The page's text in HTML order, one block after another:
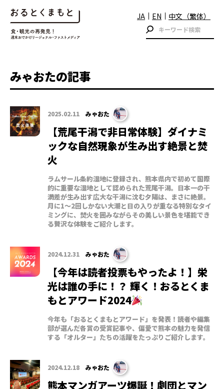
JA EN 中文（繁体）
みゃおたの記事
2025.02.11 みゃおた
【荒尾干潟で非日常体験】ダイナミ
ックな自然現象が生み出す絶景と焚
火
ラムサール条約湿地に登録され、熊本県内で初めて国際
的に重要な湿地として認められた荒尾干潟。日本一の干
満差が生み出す広大な干潟に沈む夕陽は、まさに絶景。
月に1〜2回しかない大潮と日の入りが重なる特別なタイ
ミングに、焚火を囲みながらその美しい景色を堪能でき
る贅沢な体験をご紹介します。
2024.12.31 みゃおた
【今年は読者投票もやったよ！】栄
光は誰の手に！？ 輝く！おるとくま
もとアワード2024
今年も「おるとくまもとアワード」を発表！読者や編集
部が選んだ各賞の受賞記事や、偏愛で熊本の魅力を発信
する「オルター」たちの活躍をたっぷりご紹介します。
2024.12.18 みゃおた
熊本マンガアーツ爆誕！劇団とマン